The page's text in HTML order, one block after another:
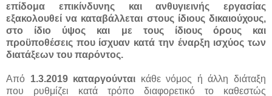
επίδομα επικίνδυνης και ανθυγιεινής εργασίας
εξακολουθεί να καταβάλλεται στους ίδιους δικαιούχους,
στο ίδιο ύψος και με τους ίδιους όρους και
προϋποθέσεις που ίσχυαν κατά την έναρξη ισχύος των
διατάξεων του παρόντος.
Από 1.3.2019 καταργούνται κάθε νόμος ή άλλη διάταξη
που ρυθμίζει κατά τρόπο διαφορετικό το καθεστώς